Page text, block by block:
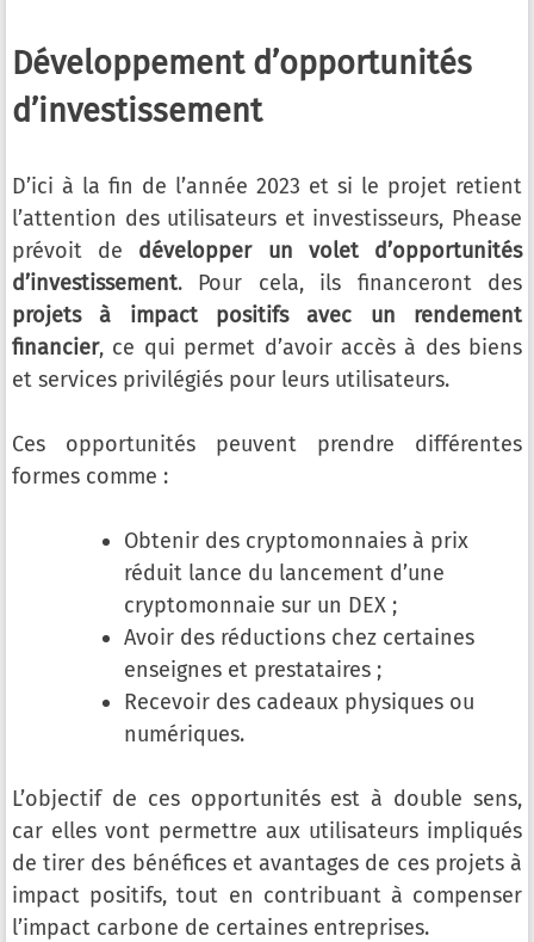
Développement d’opportunités
d’investissement
D’ici à la fin de l’année 2023 et si le projet retient
l’attention des utilisateurs et investisseurs, Phease
prévoit de développer un volet d’opportunités
d’investissement. Pour cela, ils financeront des
projets à impact positifs avec un rendement
financier, ce qui permet d’avoir accès à des biens
et services privilégiés pour leurs utilisateurs.
Ces opportunités peuvent prendre différentes
formes comme :
Obtenir des cryptomonnaies à prix
réduit lance du lancement d’une
cryptomonnaie sur un DEX ;
Avoir des réductions chez certaines
enseignes et prestataires ;
Recevoir des cadeaux physiques ou
numériques.
L’objectif de ces opportunités est à double sens,
car elles vont permettre aux utilisateurs impliqués
de tirer des bénéfices et avantages de ces projets à
impact positifs, tout en contribuant à compenser
l’impact carbone de certaines entreprises.